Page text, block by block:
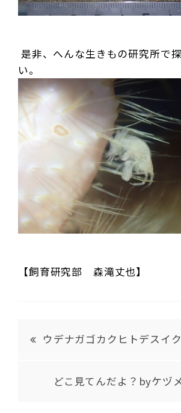
是非、へんな生きもの研究所で
い。
【飼育研究部 森滝丈也】
ウデナガゴカクヒトデスイ
どこ見てんだよ？byケヅ